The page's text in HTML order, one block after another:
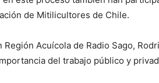
de Mitilicultores de Chile.
Región Acuícola de Radio Sago,
del trabajo público y